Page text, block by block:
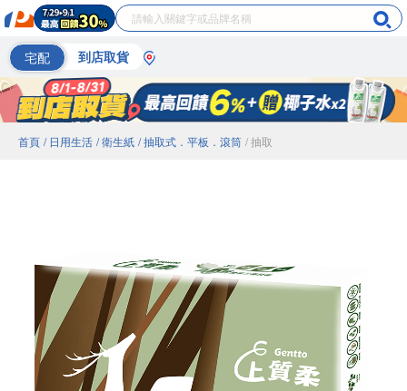
宅配 到店取貨
首頁 / 日用生活 / 衛生紙 / 抽取式．平板．滾筒 / 抽取